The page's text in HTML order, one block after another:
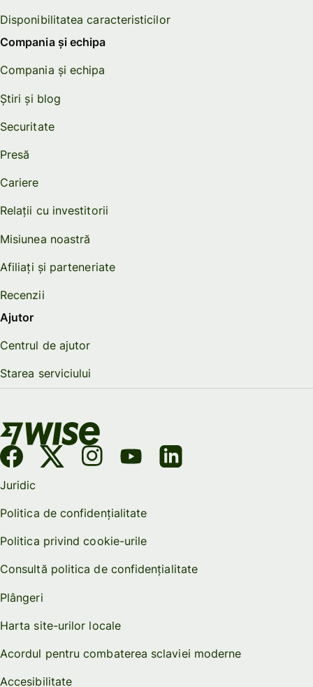
Disponibilitatea caracteristicilor
Compania și echipa
Compania și echipa
Știri și blog
Securitate
Presă
Cariere
Relații cu investitorii
Misiunea noastră
Afiliați și parteneriate
Recenzii
Ajutor
Centrul de ajutor
Starea serviciului
Juridic
Politica de confidențialitate
Politica privind cookie-urile
Consultă politica de confidențialitate
Plângeri
Harta site-urilor locale
Acordul pentru combaterea sclaviei moderne
Accesibilitate